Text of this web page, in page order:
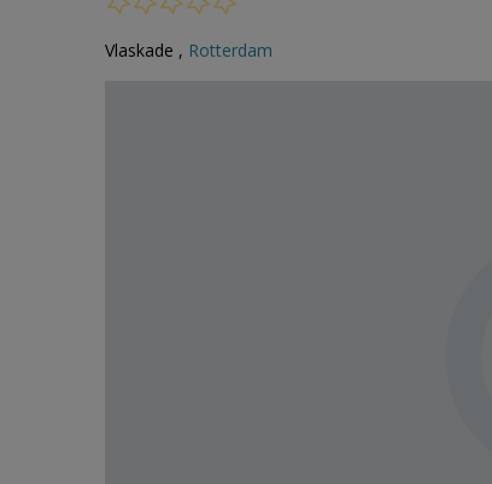
Vlaskade , Rotterdam